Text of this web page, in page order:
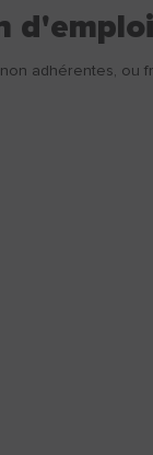
d'emploi
adhérentes, ou